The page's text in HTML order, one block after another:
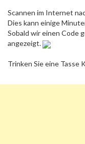
Scannen im Internet
Dies kann einige
Sobald wir einen Code
angezeigt.
Trinken Sie eine Tasse